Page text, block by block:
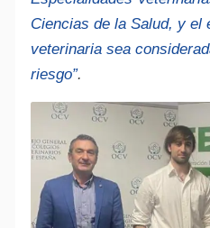
Ciencias de la Salud, y el
veterinaria sea
riesgo”.